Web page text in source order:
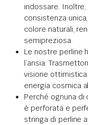
indossare.
consistenza
colore naturali,
semipreziosa.
Le nostre perline
l’ansia.
visione
energia cosmica
Perché ognuna
è perforata e
stringa di perline